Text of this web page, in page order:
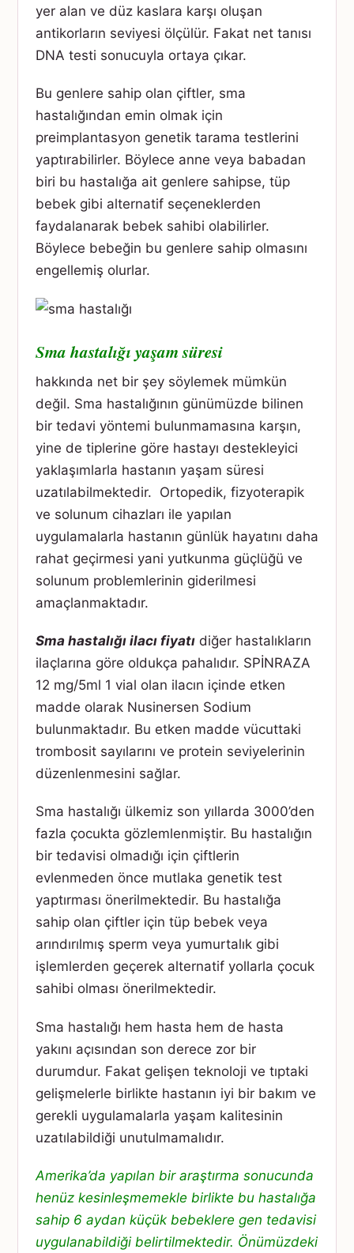
yer alan ve düz kaslara karşı oluşan
antikorların seviyesi ölçülür. Fakat net tanısı
DNA testi sonucuyla ortaya çıkar.
Bu genlere sahip olan çiftler, sma
hastalığından emin olmak için
preimplantasyon genetik tarama testlerini
yaptırabilirler. Böylece anne veya babadan
biri bu hastalığa ait genlere sahipse, tüp
bebek gibi alternatif seçeneklerden
faydalanarak bebek sahibi olabilirler.
Böylece bebeğin bu genlere sahip olmasını
engellemiş olurlar.
Sma hastalığı yaşam süresi
hakkında net bir şey söylemek mümkün
değil. Sma hastalığının günümüzde bilinen
bir tedavi yöntemi bulunmamasına karşın,
yine de tiplerine göre hastayı destekleyici
yaklaşımlarla hastanın yaşam süresi
uzatılabilmektedir. Ortopedik, fizyoterapik
ve solunum cihazları ile yapılan
uygulamalarla hastanın günlük hayatını daha
rahat geçirmesi yani yutkunma güçlüğü ve
solunum problemlerinin giderilmesi
amaçlanmaktadır.
Sma hastalığı ilacı fiyatı diğer hastalıkların
ilaçlarına göre oldukça pahalıdır. SPİNRAZA
12 mg/5ml 1 vial olan ilacın içinde etken
madde olarak Nusinersen Sodium
bulunmaktadır. Bu etken madde vücuttaki
trombosit sayılarını ve protein seviyelerinin
düzenlenmesini sağlar.
Sma hastalığı ülkemiz son yıllarda 3000’den
fazla çocukta gözlemlenmiştir. Bu hastalığın
bir tedavisi olmadığı için çiftlerin
evlenmeden önce mutlaka genetik test
yaptırması önerilmektedir. Bu hastalığa
sahip olan çiftler için tüp bebek veya
arındırılmış sperm veya yumurtalık gibi
işlemlerden geçerek alternatif yollarla çocuk
sahibi olması önerilmektedir.
Sma hastalığı hem hasta hem de hasta
yakını açısından son derece zor bir
durumdur. Fakat gelişen teknoloji ve tıptaki
gelişmelerle birlikte hastanın iyi bir bakım ve
gerekli uygulamalarla yaşam kalitesinin
uzatılabildiği unutulmamalıdır.
Amerika’da yapılan bir araştırma sonucunda
henüz kesinleşmemekle birlikte bu hastalığa
sahip 6 aydan küçük bebeklere gen tedavisi
uygulanabildiği belirtilmektedir. Önümüzdeki